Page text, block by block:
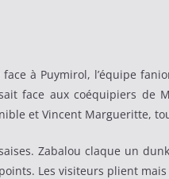
à Puymirol, l’équipe
face aux coéquipiers de
et Vincent Margueritte,
Zabalou claque un
Les visiteurs plient